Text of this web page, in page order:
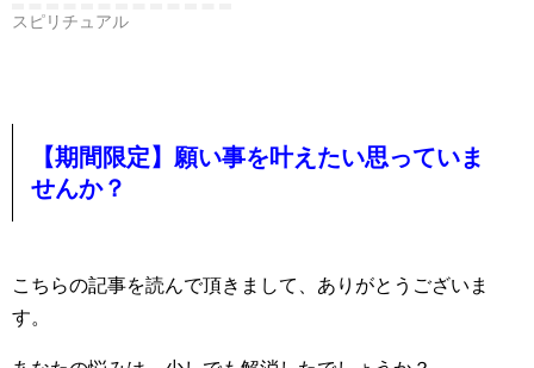
スピリチュアル
【期間限定】願い事を叶えたい思っていま
せんか？
こちらの記事を読んで頂きまして、ありがとうございま
す。